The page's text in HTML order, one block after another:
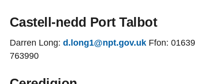
Castell-nedd Port Talbot
Darren Long: d.long1@npt.gov.uk Ffon: 01639
763990